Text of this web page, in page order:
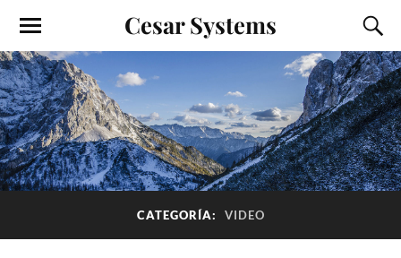
Cesar Systems
CATEGORÍA: VIDEO